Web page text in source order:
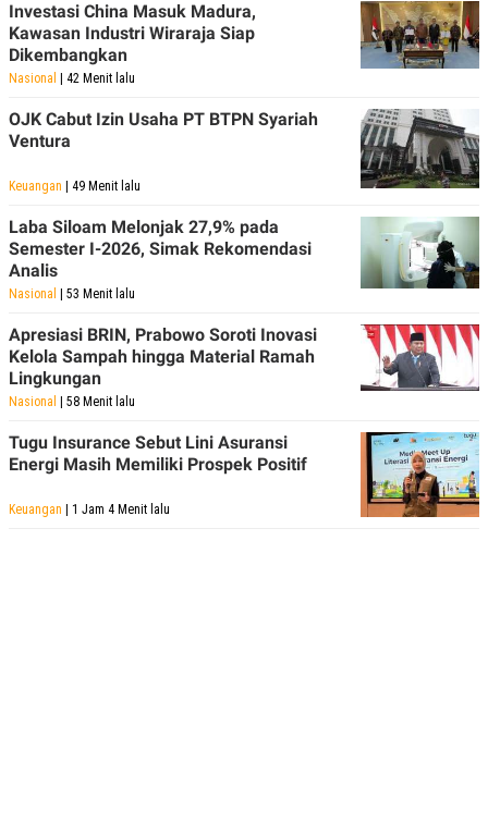
Investasi China Masuk Madura,
Kawasan Industri Wiraraja Siap
Dikembangkan
Nasional | 42 Menit lalu
OJK Cabut Izin Usaha PT BTPN Syariah
Ventura
Keuangan | 49 Menit lalu
Laba Siloam Melonjak 27,9% pada
Semester I-2026, Simak Rekomendasi
Analis
Nasional | 53 Menit lalu
Apresiasi BRIN, Prabowo Soroti Inovasi
Kelola Sampah hingga Material Ramah
Lingkungan
Nasional | 58 Menit lalu
Tugu Insurance Sebut Lini Asuransi
Energi Masih Memiliki Prospek Positif
Keuangan | 1 Jam 4 Menit lalu